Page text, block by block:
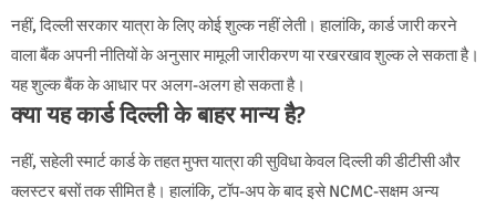
नहीं, दिल्ली सरकार यात्रा के लिए कोई शुल्क नहीं लेती। हालांकि, कार्ड जारी करने
वाला बैंक अपनी नीतियों के अनुसार मामूली जारीकरण या रखरखाव शुल्क ले सकता है।
यह शुल्क बैंक के आधार पर अलग-अलग हो सकता है।
क्या यह कार्ड दिल्ली के बाहर मान्य है?
नहीं, सहेली स्मार्ट कार्ड के तहत मुफ्त यात्रा की सुविधा केवल दिल्ली की डीटीसी और
क्लस्टर बसों तक सीमित है। हालांकि, टॉप-अप के बाद इसे NCMC-सक्षम अन्य